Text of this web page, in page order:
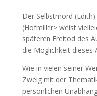
Der Selbstmord
(Hofmiller> weist
späteren Freitod des
die Möglichkeit dieses
Wie in vielen seiner
Zweig mit der
persönlichen